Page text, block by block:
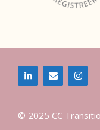
© 2025 CC